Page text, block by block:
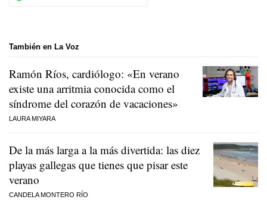
También en La Voz
Ramón Ríos, cardiólogo: «En verano
existe una arritmia conocida como el
síndrome del corazón de vacaciones»
LAURA MIYARA
De la más larga a la más divertida: las diez
playas gallegas que tienes que pisar este
verano
CANDELA MONTERO RÍO